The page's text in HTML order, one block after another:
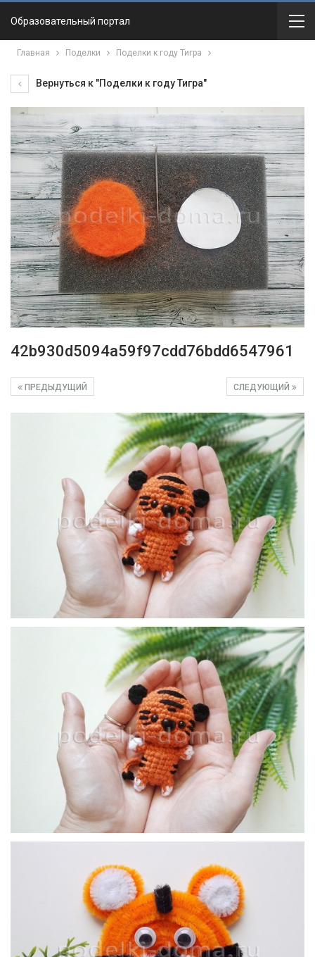
Образовательный портал
Главная Поделки Поделки к году Тигра
Вернуться к "Поделки к году Тигра"
42b930d5094a59f97cdd76bdd6547961
СЛЕДУЮЩИЙ
ПРЕДЫДУЩИЙ